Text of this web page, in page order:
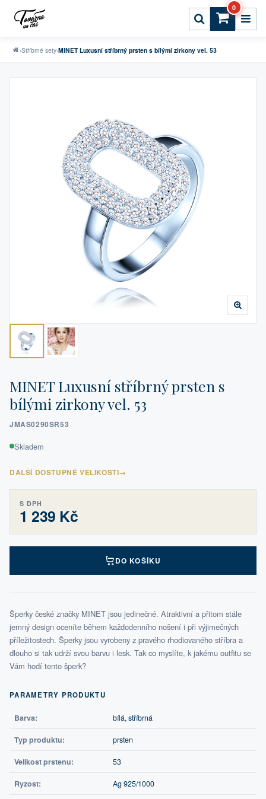
0
›Stříbrné sety›MINET Luxusní stříbrný prsten s bílými zirkony vel. 53
MINET Luxusní stříbrný prsten s
bílými zirkony vel. 53
JMAS0290SR53
Skladem
DALŠÍ DOSTUPNÉ VELIKOSTI→
S DPH
1 239 Kč
DO KOŠÍKU
Šperky české značky MINET jsou jedinečné. Atraktivní a přitom stále
jemný design oceníte během každodenního nošení i při výjimečných
příležitostech. Šperky jsou vyrobeny z pravého rhodiovaného stříbra a
dlouho si tak udrží svou barvu i lesk. Tak co myslíte, k jakému outfitu se
Vám hodí tento šperk?
PARAMETRY PRODUKTU
Barva: bílá, stříbrná
Typ produktu: prsten
Velikost prstenu: 53
Ryzost: Ag 925/1000